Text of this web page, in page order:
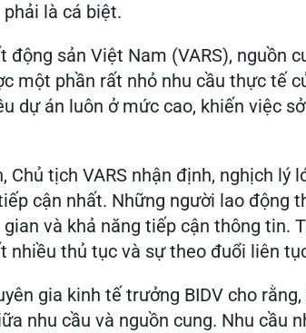
là cá biệt.
động sản Việt Nam (VARS), nguồn
một phần rất nhỏ nhu cầu thực tế
dự án luôn ở mức cao, khiến việc
Chủ tịch VARS nhận định, nghịch lý
cận nhất. Những người lao động
và khả năng tiếp cận thông tin.
nhiều thủ tục và sự theo đuổi liên
gia kinh tế trưởng BIDV cho
nhu cầu và nguồn cung. Nhu cầu